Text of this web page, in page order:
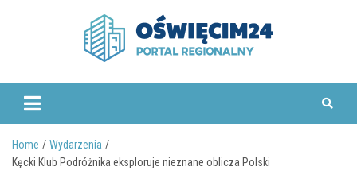
www.oswiecim24.pl
Home
Wydarzenia
Kęcki Klub Podróżnika eksploruje nieznane oblicza Polski